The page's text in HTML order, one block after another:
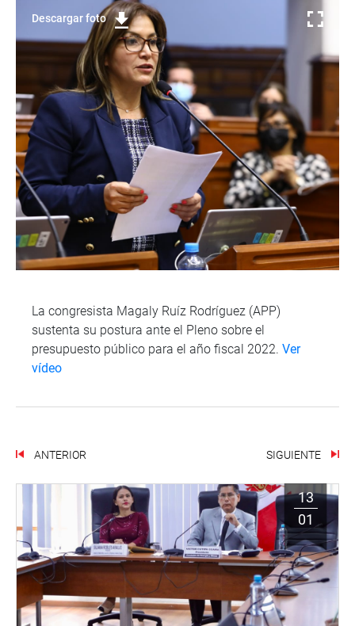
Descargar foto
La congresista Magaly Ruíz Rodríguez (APP)
sustenta su postura ante el Pleno sobre el
presupuesto público para el año fiscal 2022. Ver
vídeo
ANTERIOR SIGUIENTE
13
01